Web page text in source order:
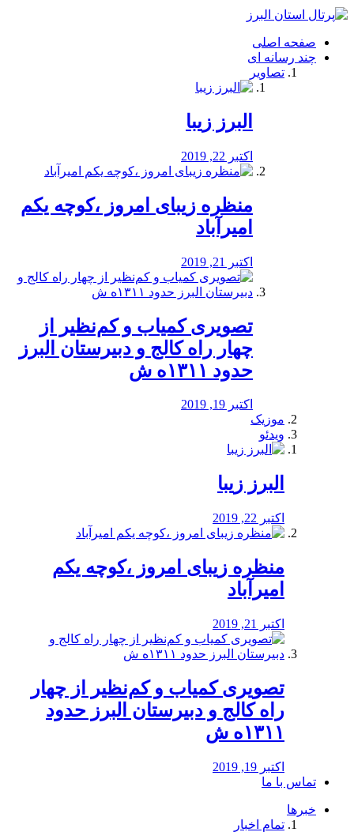
فصد
شرق
تهران
خشکشویی
صفحه اصلی
چند رسانه ای
تصاویر
البرز زیبا
اکتبر 22, 2019
منظره‌‌ زیبای امروز ،کوچه یکم
امیرآباد
اکتبر 21, 2019
️تصویری کمیاب و کم‌نظیر از
چهار راه كالج و دبيرستان البرز
حدود ۱۳۱۱ه ش
اکتبر 19, 2019
موزیک
ویدئو
البرز زیبا
اکتبر 22, 2019
منظره‌‌ زیبای امروز ،کوچه یکم
امیرآباد
اکتبر 21, 2019
️تصویری کمیاب و کم‌نظیر از چهار
راه كالج و دبيرستان البرز حدود
۱۳۱۱ه ش
اکتبر 19, 2019
تماس با ما
خبرها
تمام اخبار